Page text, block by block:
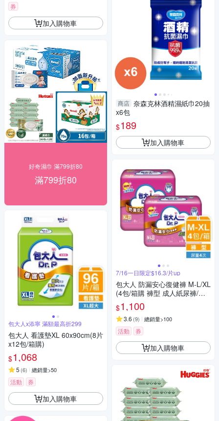
券
加入購物車
好奇濕巾 滿799折80
滿799折80
包大人x添寧 滿額最高折299
包大人 看護墊XL 60x90cm(8片
x12包/箱購)
$1,068
5 (6) 總銷量>50
活動 券
加入購物車
商店 奈森克林酒精濕紙巾20抽
x6包
$189
加入購物車
7/16一日限定$16.3/片up
包大人 防漏安心復健褲 M-L/XL
(4包/箱購 褲型 成人紙尿褲/復
健褲)
$1,100
3.6 (9) 總銷量>100
活動 券
加入購物車